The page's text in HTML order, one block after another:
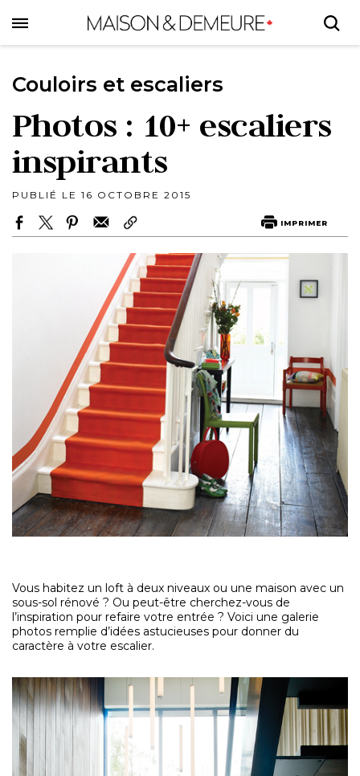
to
main
Couloirs et escaliers
Photos : 10+ escaliers
inspirants
PUBLIÉ LE 16 OCTOBRE 2015
IMPRIMER
Vous habitez un loft à deux niveaux ou une maison avec un
sous-sol rénové ? Ou peut-être cherchez-vous de
l’inspiration pour refaire votre entrée ? Voici une galerie
photos remplie d’idées astucieuses pour donner du
caractère à votre escalier.